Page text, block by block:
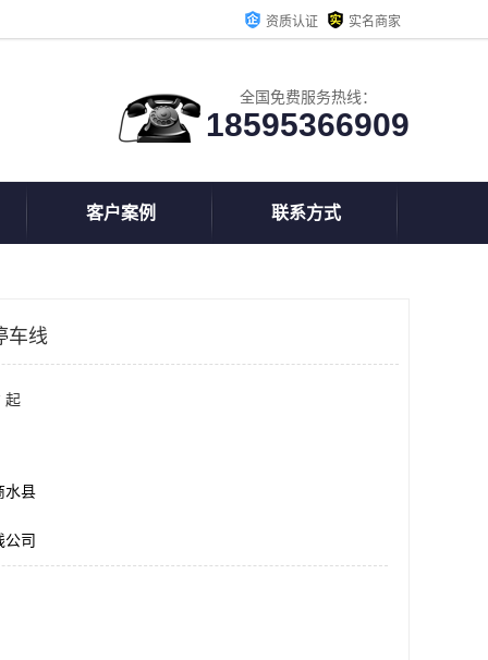
资质认证 实名商家
全国免费服务热线：
18595366909
客户案例 联系方式
车线
起
水县
司